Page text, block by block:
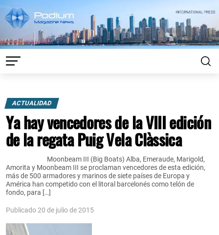
ACTUALIDAD
Ya hay vencedores de la VIII edición
de la regata Puig Vela Clàssica
Moonbeam III (Big Boats) Alba, Emeraude, Marigold,
Amorita y Moonbeam III se proclaman vencedores de esta edición,
más de 500 armadores y marinos de siete países de Europa y
América han competido con el litoral barcelonés como telón de
fondo, para […]
Publicado 20 de julio de 2015